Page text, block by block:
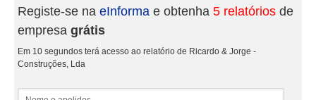
Registe-se na eInforma e obtenha 5 relatórios de
empresa grátis
Em 10 segundos terá acesso ao relatório de Ricardo & Jorge -
Construções, Lda